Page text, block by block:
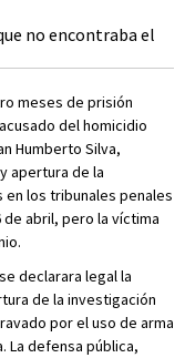
meses de prisión
del homicidio
Humberto Silva,
apertura de la
los tribunales penales
de abril, pero la víctima
declarara legal la
de la investigación
por el uso de arma
La defensa pública,